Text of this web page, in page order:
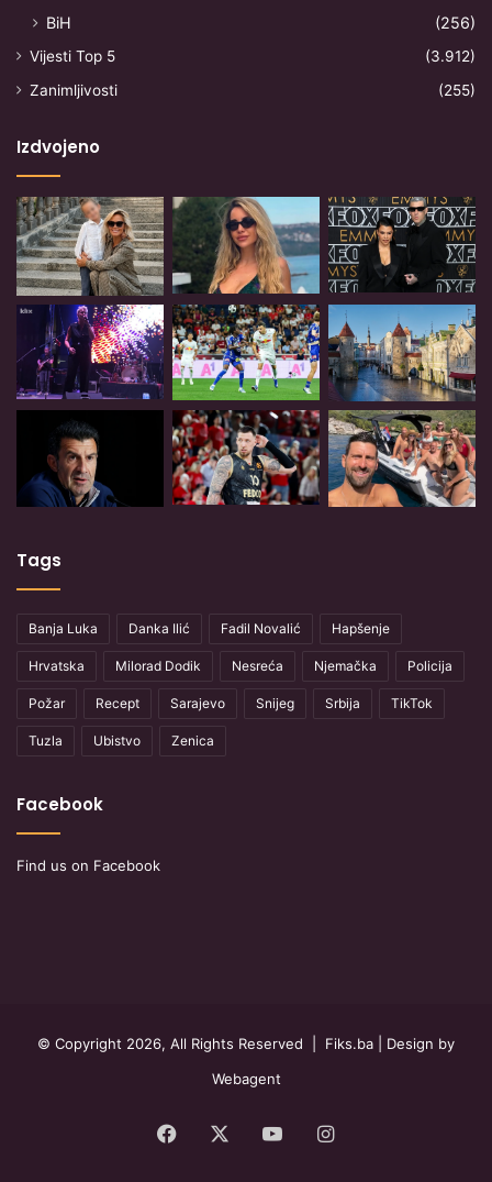
BiH (256)
Vijesti Top 5
(3.912)
Zanimljivosti
(255)
Izdvojeno
Tags
Banja Luka Danka Ilić Fadil Novalić Hapšenje
Hrvatska Milorad Dodik Nesreća Njemačka Policija
Požar Recept Sarajevo Snijeg Srbija TikTok
Tuzla Ubistvo Zenica
Facebook
Find us on Facebook
© Copyright 2026, All Rights Reserved | Fiks.ba | Design by
Webagent
Facebook YouTubeInstagram